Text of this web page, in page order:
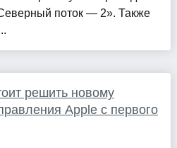
поток — 2». Также
решить новому
Apple с первого